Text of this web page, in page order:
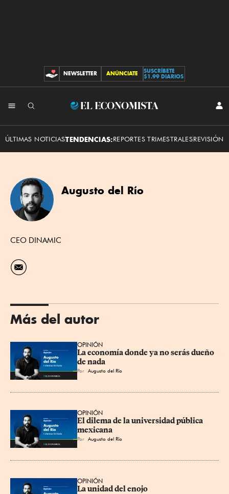
CONTRIBUCIONES
NEWSLETTER ANÚNCIATE
SUSCRÍBETE
$1.99 DIARIOS
El
Economista
ÚLTIMAS NOTICIASTENDENCIAS:REPORTES TRIMESTRALESREVISIÓN
Augusto del Río
CEO DINAMIC
Más del autor
OPINIÓN
La economía donde ya no serás dueño
de nada
Por Augusto del Río
OPINIÓN
El dilema de la universidad pública
mexicana
Por Augusto del Río
OPINIÓN
La unidad del enojo